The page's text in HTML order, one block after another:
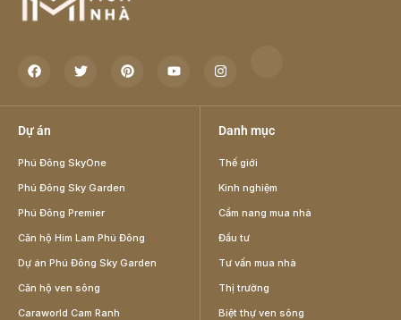
Dự án
Phú Đông SkyOne
Phú Đông Sky Garden
Phú Đông Premier
Căn hộ Him Lam Phú Đông
Dự án Phú Đông Sky Garden
Căn hộ ven sông
Caraworld Cam Ranh
Danh mục
Thế giới
Kinh nghiệm
Cẩm nang mua nhà
Đầu tư
Tư vấn mua nhà
Thị trường
Biệt thự ven sông